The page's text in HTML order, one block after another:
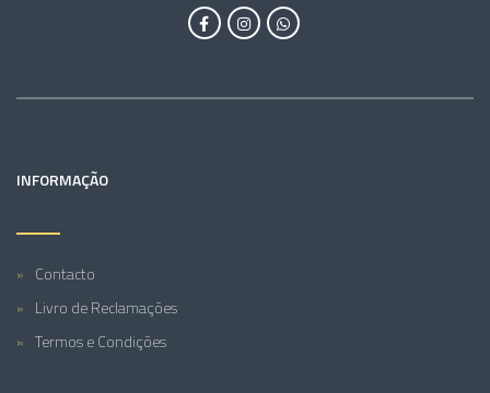
INFORMAÇÃO
Contacto
Livro de Reclamações
Termos e Condições